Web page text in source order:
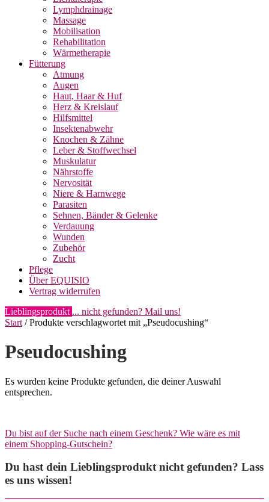
Lymphdrainage
Massage
Mobilisation
Rehabilitation
Wärmetherapie
Fütterung
Atmung
Augen
Haut, Haar & Huf
Herz & Kreislauf
Hilfsmittel
Insektenabwehr
Knochen & Zähne
Leber & Stoffwechsel
Muskulatur
Nährstoffe
Nervosität
Niere & Harnwege
Parasiten
Sehnen, Bänder & Gelenke
Verdauung
Wunden
Zubehör
Zucht
Pflege
Über EQUISIO
Vertrag widerrufen
Lieblingsprodukt ... nicht gefunden? Mail uns!
Start / Produkte verschlagwortet mit „Pseudocushing“
Pseudocushing
Es wurden keine Produkte gefunden, die deiner Auswahl
entsprechen.
Du bist auf der Suche nach einem Geschenk? Wie wäre es mit
einem Shopping-Gutschein?
Du hast dein Lieblingsprodukt nicht gefunden? Lass
es uns wissen!